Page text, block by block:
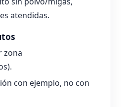
atendidas.
zona
con ejemplo, no con